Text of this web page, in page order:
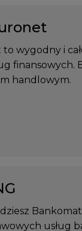
wygodny i
finansowych.
handlowym.
usług